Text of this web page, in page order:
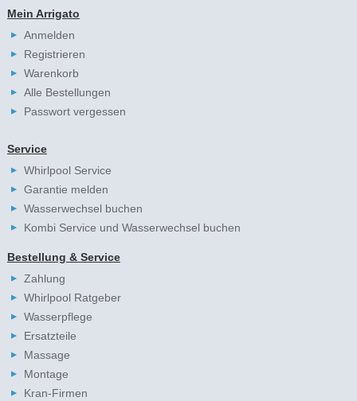
Mein Arrigato
Anmelden
Registrieren
Warenkorb
Alle Bestellungen
Passwort vergessen
Service
Whirlpool Service
Garantie melden
Wasserwechsel buchen
Kombi Service und Wasserwechsel buchen
Bestellung & Service
Zahlung
Whirlpool Ratgeber
Wasserpflege
Ersatzteile
Massage
Montage
Kran-Firmen